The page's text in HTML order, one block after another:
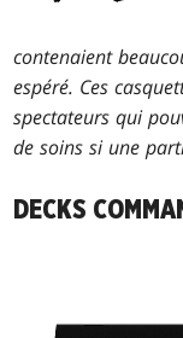
contenaient
espéré. Ces
spectateurs qui
de soins si une
DECKS